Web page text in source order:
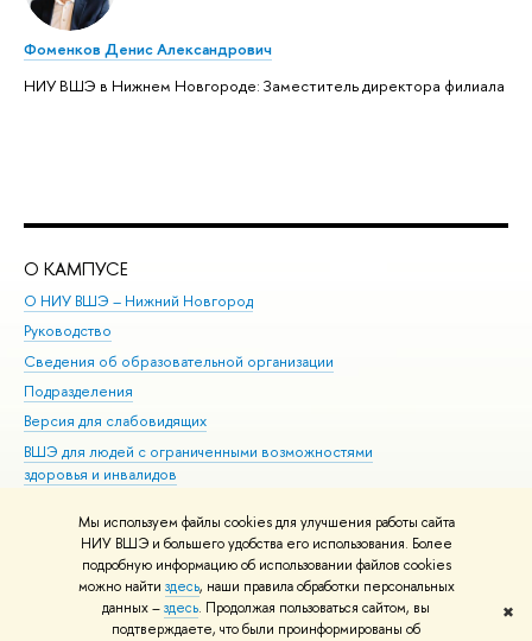
Мы используем файлы cookies для улучшения работы сайта
НИУ ВШЭ и большего удобства его использования. Более
подробную информацию об использовании файлов cookies
можно найти здесь, наши правила обработки персональных
данных –здесь. Продолжая пользоваться сайтом, вы
подтверждаете, что были проинформированы об
✖
Фоменков Денис Александрович
НИУ ВШЭ в Нижнем Новгороде: Заместитель директора филиала
О КАМПУСЕ
О НИУ ВШЭ – Нижний Новгород
Руководство
Сведения об образовательной организации
Подразделения
Версия для слабовидящих
ВШЭ для людей с ограниченными возможностями
здоровья и инвалидов